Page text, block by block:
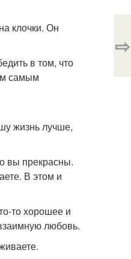
клочки. Он
в том, что
самым
жизнь лучше,
вы прекрасны.
В этом и
то хорошее и
любовь.
⇨